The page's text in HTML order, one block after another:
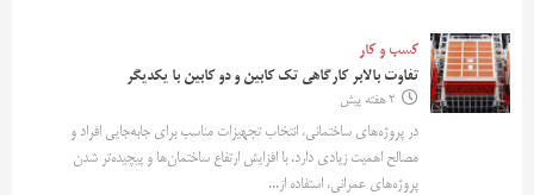
کسب و کار
تفاوت بالابر کارگاهی تک کابین و دو کابین با یکدیگر
2 هفته پیش
در پروژه‌های ساختمانی، انتخاب تجهیزات مناسب برای جابه‌جایی افراد و
مصالح اهمیت زیادی دارد. با افزایش ارتفاع ساختمان‌ها و پیچیده‌تر شدن
پروژه‌های عمرانی، استفاده از...